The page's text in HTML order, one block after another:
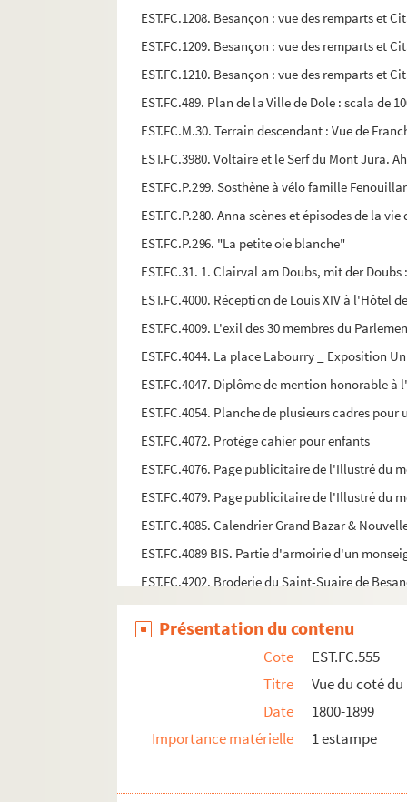
EST.FC.1208. Besançon : vue des remparts et
EST.FC.1209. Besançon : vue des remparts et
EST.FC.1210. Besançon : vue des remparts et
EST.FC.489. Plan de la Ville de Dole : scala de
EST.FC.M.30. Terrain descendant : Vue de
EST.FC.3980. Voltaire et le Serf du Mont Jura.
EST.FC.P.299. Sosthène à vélo famille
EST.FC.P.280. Anna scènes et épisodes de la
EST.FC.P.296. "La petite oie blanche"
EST.FC.31. 1. Clairval am Doubs, mit der
EST.FC.4000. Réception de Louis XIV à
EST.FC.4009. L'exil des 30 membres du
EST.FC.4044. La place Labourry _ Exposition
EST.FC.4047. Diplôme de mention honorable
EST.FC.4054. Planche de plusieurs cadres
EST.FC.4072. Protège cahier pour enfants
EST.FC.4076. Page publicitaire de l'Illustré du
EST.FC.4079. Page publicitaire de l'Illustré du
EST.FC.4085. Calendrier Grand Bazar &
EST.FC.4089 BIS. Partie d'armoirie d'un
EST.FC.4202. Broderie du Saint-Suaire de
EST.FC.4169. Saint Cloud ou Claude près de
EST.FC.4170. Saint Claude ou Saint Nicolas
EST.FC.4171. Le Saint Suaire
EST.FC.4172. Saint Roch
EST.FC.4173. Saint Roch
EST.FC.4174. Saint Paul
Présentation du contenu
Cote
EST.FC.555
Titre
Vue du coté
Date
1800-1899
Importance matérielle
1 estampe